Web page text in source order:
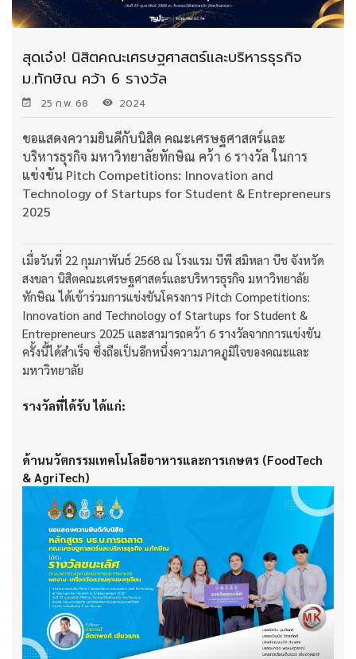
สุดเจ๋ง! นิสิตคณะเศรษฐศาสตร์และบริหารธุรกิจ
ม.ทักษิณ คว้า 6 รางวัล
25 ก.พ. 68 2024
ขอแสดงความยินดีกับนิสิต คณะเศรษฐศาสตร์และ
บริหารธุรกิจ มหาวิทยาลัยทักษิณ คว้า 6 รางวัล ในการ
แข่งขัน Pitch Competitions: Innovation and
Technology of Startups for Student & Entrepreneurs
2025
เมื่อวันที่ 22 กุมภาพันธ์ 2568 ณ โรงแรม บีพี สมิหลา บีช จังหวัด
สงขลา นิสิตคณะเศรษฐศาสตร์และบริหารธุรกิจ มหาวิทยาลัย
ทักษิณ ได้เข้าร่วมการแข่งขันโครงการ Pitch Competitions:
Innovation and Technology of Startups for Student &
Entrepreneurs 2025 และสามารถคว้า 6 รางวัลจากการแข่งขัน
ครั้งนี้ได้สำเร็จ ซึ่งถือเป็นอีกหนึ่งความภาคภูมิใจของคณะและ
มหาวิทยาลัย
รางวัลที่ได้รับ ได้แก่:
ด้านนวัตกรรมเทคโนโลยีอาหารและการเกษตร (FoodTech
& AgriTech)